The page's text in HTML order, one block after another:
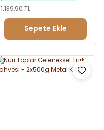
1.139,90 TL
Sepete Ekle